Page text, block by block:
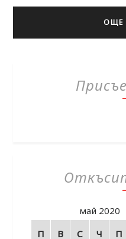
ОЩЕ
май 2020
П
В С Ч П